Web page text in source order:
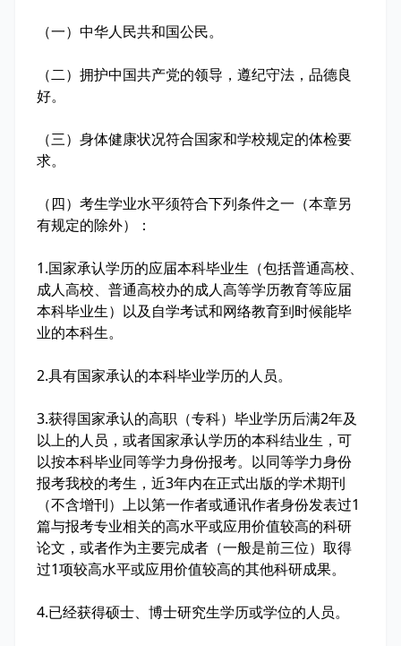
（一）中华人民共和国公民。
（二）拥护中国共产党的领导，遵纪守法，品德良
好。
（三）身体健康状况符合国家和学校规定的体检要
求。
（四）考生学业水平须符合下列条件之一（本章另
有规定的除外）：
1.国家承认学历的应届本科毕业生（包括普通高校、
成人高校、普通高校办的成人高等学历教育等应届
本科毕业生）以及自学考试和网络教育到时候能毕
业的本科生。
2.具有国家承认的本科毕业学历的人员。
3.获得国家承认的高职（专科）毕业学历后满2年及
以上的人员，或者国家承认学历的本科结业生，可
以按本科毕业同等学力身份报考。以同等学力身份
报考我校的考生，近3年内在正式出版的学术期刊
（不含增刊）上以第一作者或通讯作者身份发表过1
篇与报考专业相关的高水平或应用价值较高的科研
论文，或者作为主要完成者（一般是前三位）取得
过1项较高水平或应用价值较高的其他科研成果。
4.已经获得硕士、博士研究生学历或学位的人员。